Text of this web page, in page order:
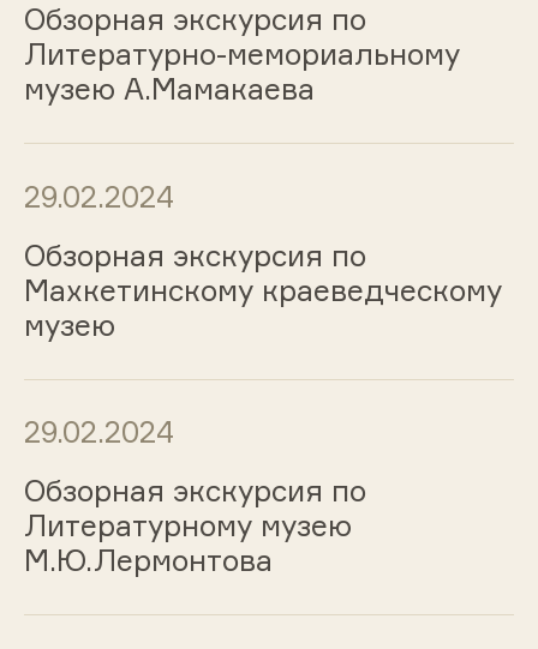
Обзорная экскурсия по
Литературно-мемориальному
музею А.Мамакаева
29.02.2024
Обзорная экскурсия по
Махкетинскому краеведческому
музею
29.02.2024
Обзорная экскурсия по
Литературному музею
М.Ю.Лермонтова